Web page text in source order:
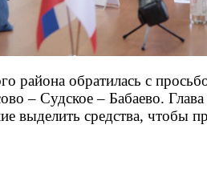
района обратилась с
– Судское – Бабаево. Глава
выделить средства, чтобы